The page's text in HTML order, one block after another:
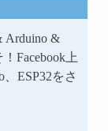
Arduino &
Facebook上
ESP32をさ